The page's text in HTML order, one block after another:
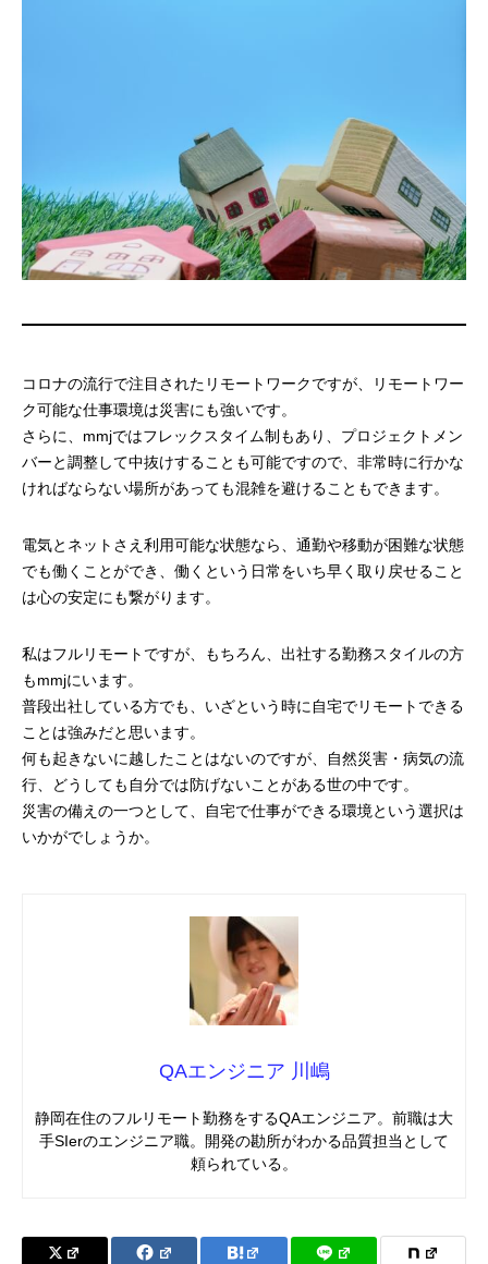
コロナの流行で注目されたリモートワークですが、リモートワー
ク可能な仕事環境は災害にも強いです。
さらに、mmjではフレックスタイム制もあり、プロジェクトメン
バーと調整して中抜けすることも可能ですので、非常時に行かな
ければならない場所があっても混雑を避けることもできます。
電気とネットさえ利用可能な状態なら、通勤や移動が困難な状態
でも働くことができ、働くという日常をいち早く取り戻せること
は心の安定にも繋がります。
私はフルリモートですが、もちろん、出社する勤務スタイルの方
もmmjにいます。
普段出社している方でも、いざという時に自宅でリモートできる
ことは強みだと思います。
何も起きないに越したことはないのですが、自然災害・病気の流
行、どうしても自分では防げないことがある世の中です。
災害の備えの一つとして、自宅で仕事ができる環境という選択は
いかがでしょうか。
QAエンジニア 川嶋
静岡在住のフルリモート勤務をするQAエンジニア。前職は大
手SIerのエンジニア職。開発の勘所がわかる品質担当として
頼られている。